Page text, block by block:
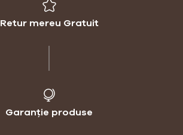
Retur mereu Gratuit
Garanție produse